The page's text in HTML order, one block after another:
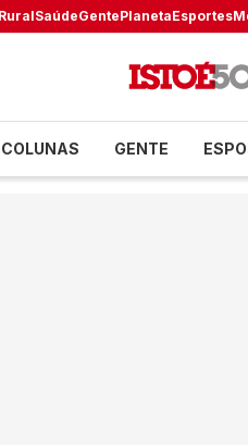
SaúdeGentePlanetaEsportes
COLUNAS GENTE